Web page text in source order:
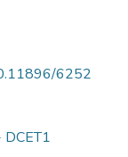
6252
DCET1